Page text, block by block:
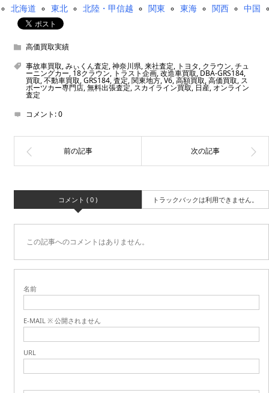
北海道 東北 北陸・甲信越 関東 東海 関西 中国
高価買取実績
事故車買取,みぃくん査定,神奈川県,来社査定, トヨタ, クラウン,チュ
ーニングカー, 18クラウン,トラスト企画,改造車買取,DBA-GRS184,
買取,不動車買取,GRS184,査定,関東地方,V6,高額買取,高価買取, ス
ポーツカー専門店,無料出張査定,スカイライン買取, 日産,オンライン
査定
コメント:0
コメント ( 0 ) トラックバックは利用できません。
この記事へのコメントはありません。
名前
E-MAIL ※ 公開されません
URL